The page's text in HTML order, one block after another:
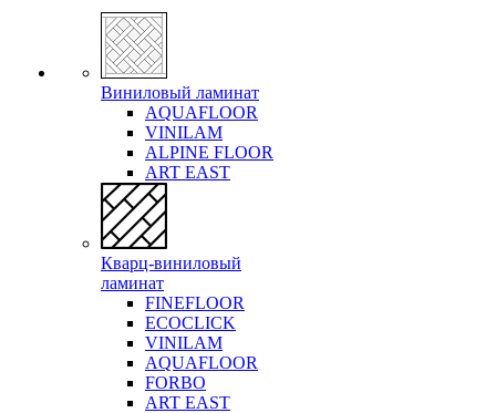
Виниловый ламинат
AQUAFLOOR
VINILAM
ALPINE FLOOR
ART EAST
Кварц-виниловый
ламинат
FINEFLOOR
ECOCLICK
VINILAM
AQUAFLOOR
FORBO
ART EAST